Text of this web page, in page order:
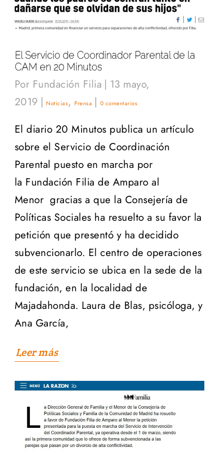
El Servicio de Coordinador Parental de la
CAM en 20 Minutos
Por Fundación Filia | 13 mayo,
2019 | Noticias, Prensa | 0 comentarios
El diario 20 Minutos publica un artículo
sobre el Servicio de Coordinación
Parental puesto en marcha por
la Fundación Filia de Amparo al
Menor gracias a que la Consejería de
Políticas Sociales ha resuelto a su favor la
petición que presentó y ha decidido
subvencionarlo. El centro de operaciones
de este servicio se ubica en la sede de la
fundación, en la localidad de
Majadahonda. Laura de Blas, psicóloga, y
Ana García,
Leer más